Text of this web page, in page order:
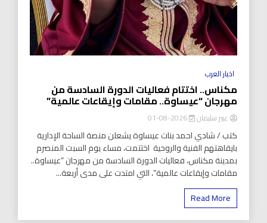
اخبار العرب
مكناس.. اختتام فعاليات الدورة السادسة من
مهرجان “عيساوة.. مقامات وإيقاعات عالمية”
عبير سليمان 2026-08-01
كتب / شادي احمد بنات عيساوة يشعلن منصة الساحة الإدارية
بايقاهتهم الفنية والروحية اختتمت، مساء يوم السبت المنصرم
بمدينة مكناس، فعاليات الدورة السادسة من مهرجان “عيساوة..
مقامات وإيقاعات عالمية”، التي امتدت على مدى أربعة...
Read More